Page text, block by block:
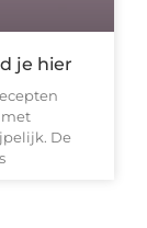
je hier
De